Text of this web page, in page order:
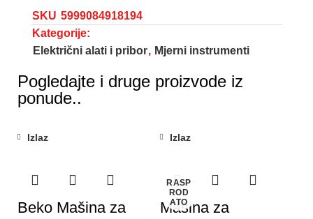
SKU 5999084918194
Kategorije:
Električni alati i pribor, Mjerni instrumenti
Pogledajte i druge proizvode iz
ponude..
Izlaz
Beko Mašina za
RASP
ROD
ATO
Izlaz
Mašina za